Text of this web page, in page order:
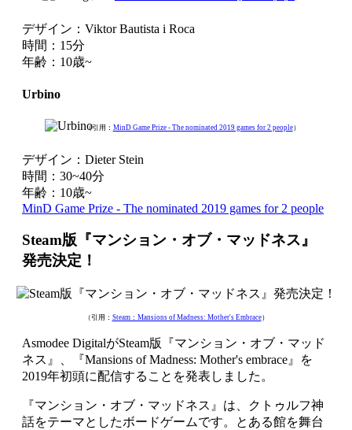
デザイン：Viktor Bautista i Roca
時間：15分
年齢：10歳~
Urbino
（引用： MinD Game Prize - The nominated 2019 games for 2 people）
デザイン：Dieter Stein
時間：30~40分
年齢：10歳~
MinD Game Prize - The nominated 2019 games for 2 people
Steam版『マンション・オブ・マッドネス』
発売決定！
（引用： Steam：Mansions of Madness: Mother's Embrace）
Asmodee DigitalがSteam版『マンション・オブ・マッド
ネス』、『Mansions of Madness: Mother's embrace』を
2019年初頭に配信することを発表しました。
『マンション・オブ・マッドネス』は、クトゥルフ神
話をテーマとしたボードゲームです。とある館を舞台